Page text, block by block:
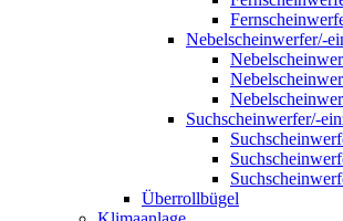
Nebelscheinwerfer/-
Suchscheinwerfer/-
Überrollbügel